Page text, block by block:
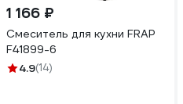
1 166 ₽
Смеситель для кухни FRAP
F41899-6
4.9(14)